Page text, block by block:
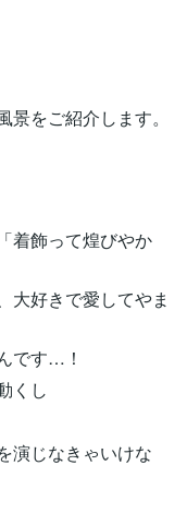
をご紹介します。
着飾って煌びやか
大好きで愛してやま
です…！
くし
演じなきゃいけな